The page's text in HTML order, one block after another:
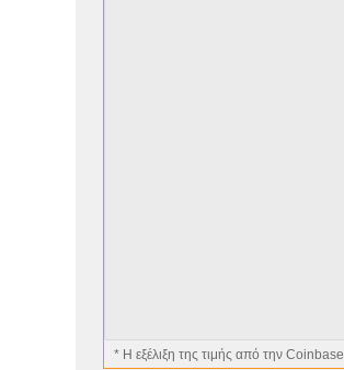
* H εξέλιξη της τιμής από την Coinbase